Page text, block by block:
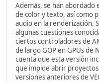
Además, se han
de color y texto, así como
audio en la renderización.
algunas cuestiones
ciertos controladores de
de largo GOP en GPUs de
cuenta que esta versión
que impide abrir
versiones anteriores de